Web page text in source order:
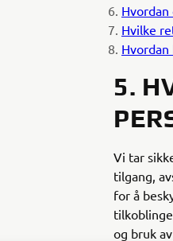
Hvilke
Hvordan
5.
Vi tar
tilgang,
for å
og bruk